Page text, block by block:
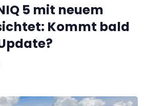
5 mit neuem
Kommt bald